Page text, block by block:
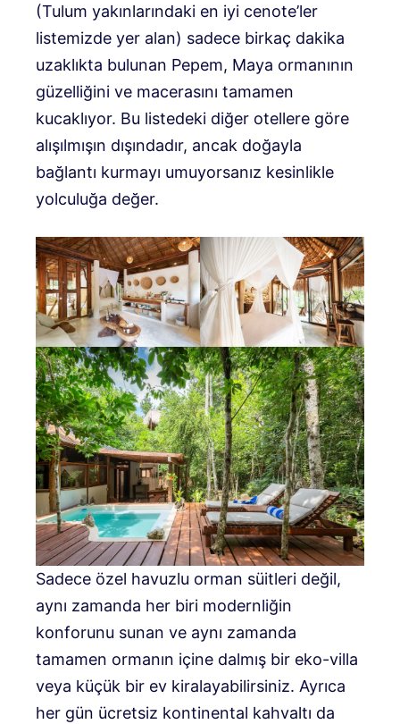
(Tulum yakınlarındaki en iyi cenote’ler
listemizde yer alan) sadece birkaç dakika
uzaklıkta bulunan Pepem, Maya ormanının
güzelliğini ve macerasını tamamen
kucaklıyor. Bu listedeki diğer otellere göre
alışılmışın dışındadır, ancak doğayla
bağlantı kurmayı umuyorsanız kesinlikle
yolculuğa değer.
Sadece özel havuzlu orman süitleri değil,
aynı zamanda her biri modernliğin
konforunu sunan ve aynı zamanda
tamamen ormanın içine dalmış bir eko-villa
veya küçük bir ev kiralayabilirsiniz. Ayrıca
her gün ücretsiz kontinental kahvaltı da